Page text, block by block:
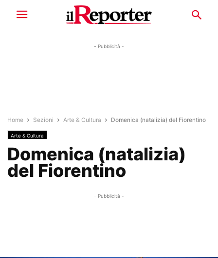
- Pubblicità -
Home Sezioni Arte & Cultura Domenica (natalizia) del Fiorentino
Arte & Cultura
Domenica (natalizia)
del Fiorentino
- Pubblicità -